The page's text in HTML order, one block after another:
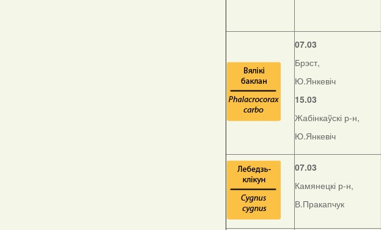
07.03
Брэст,
Ю.Янкевіч
15.03
Жабінкаўскі р-н,
Ю.Янкевіч
07.03
Камянецкі р-н,
В.Пракапчук